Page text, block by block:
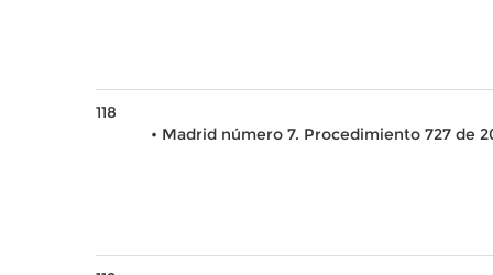
118
• Madrid número 7. Procedimiento 727 de